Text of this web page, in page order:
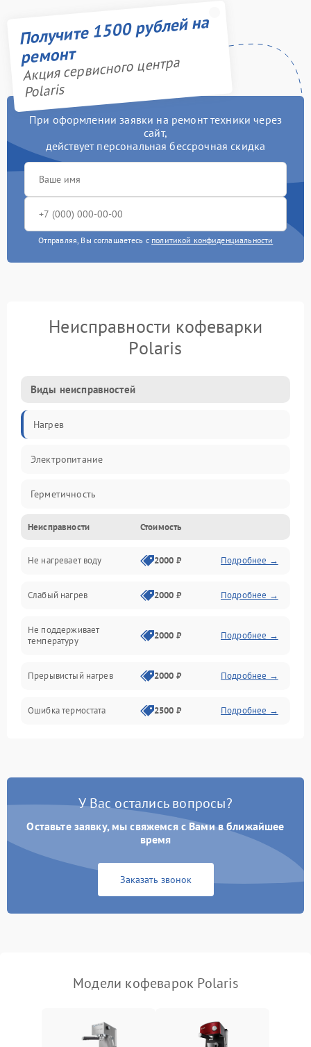
Получите 1500 рублей на
ремонт
Акция сервисного центра
Polaris
При оформлении заявки на ремонт техники через
сайт,
действует персональная бессрочная скидка
Отправляя, Вы соглашаетесь с политикой конфиденциальности
Неисправности кофеварки
Polaris
Виды неисправностей
Нагрев
Электропитание
Герметичность
Неисправности Стоимость
Не нагревает воду 2000 ₽ Подробнее →
Слабый нагрев 2000 ₽ Подробнее →
Не поддерживает
температуру
2000 ₽ Подробнее →
Прерывистый нагрев 2000 ₽ Подробнее →
Ошибка термостата 2500 ₽ Подробнее →
У Вас остались вопросы?
Оставьте заявку, мы свяжемся с Вами в ближайшее
время
Заказать звонок
Модели кофеварок Polaris